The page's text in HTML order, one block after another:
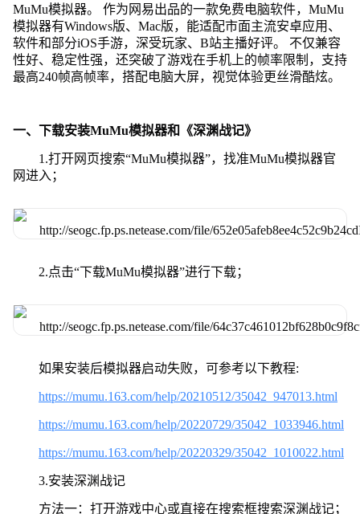
MuMu模拟器。 作为网易出品的一款免费电脑软件，MuMu
模拟器有Windows版、Mac版，能适配市面主流安卓应用、
软件和部分iOS手游，深受玩家、B站主播好评。 不仅兼容
性好、稳定性强，还突破了游戏在手机上的帧率限制，支持
最高240帧高帧率，搭配电脑大屏，视觉体验更丝滑酷炫。
一、下载安装MuMu模拟器和《深渊战记》
1.打开网页搜索“MuMu模拟器”，找准MuMu模拟器官
网进入；
2.点击“下载MuMu模拟器”进行下载；
如果安装后模拟器启动失败，可参考以下教程:
https://mumu.163.com/help/20210512/35042_947013.html
https://mumu.163.com/help/20220729/35042_1033946.html
https://mumu.163.com/help/20220329/35042_1010022.html
3.安装深渊战记
方法一：打开游戏中心或直接在搜索框搜索深渊战记；